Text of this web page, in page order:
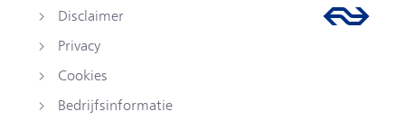
Disclaimer
Privacy
Cookies
Bedrijfsinformatie